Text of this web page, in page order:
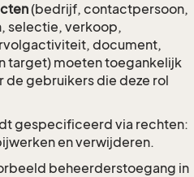
(bedrijf, contactpersoon,
selectie, verkoop,
document,
target) moeten toegankelijk
de gebruikers die deze rol
gespecificeerd via rechten:
en verwijderen.
beheerderstoegang in